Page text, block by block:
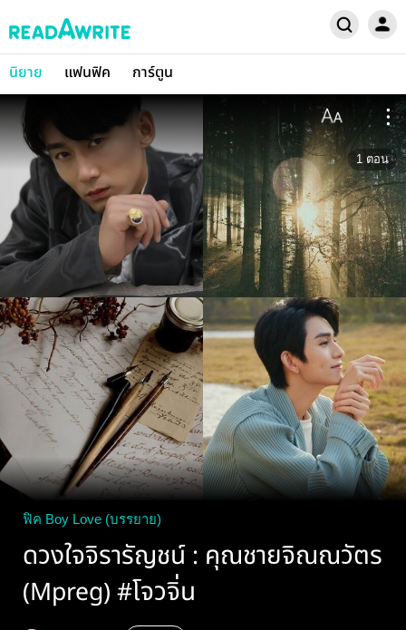
นิยาย แฟนฟิค การ์ตูน
1 ตอน
ฟิค Boy Love (บรรยาย)
ดวงใจจิรารัญชน์ : คุณชายจิณณวัตร
(Mpreg) #โจวจิ่น